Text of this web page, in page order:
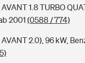
1.8 TURBO
2001 (0588 / 774)
2.0), 96 kW,